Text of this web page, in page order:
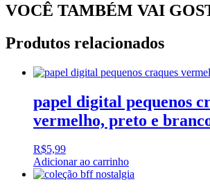
VOCÊ TAMBÉM VAI
Produtos relacionados
papel digital pequenos
vermelho, preto e
R$5,99
Adicionar ao carrinho